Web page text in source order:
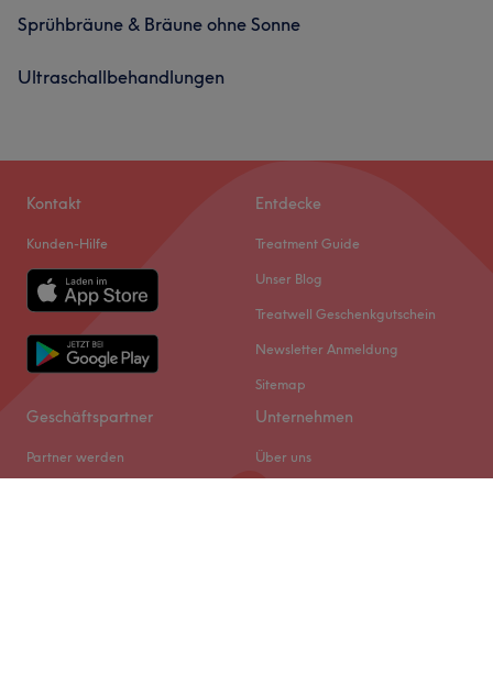
Sprühbräune & Bräune ohne Sonne
Ultraschallbehandlungen
Kontakt
Kunden-Hilfe
Entdecke
Treatment Guide
Unser Blog
Treatwell Geschenkgutschein
Newsletter Anmeldung
Sitemap
Geschäftspartner
Partner werden
Unternehmen
Über uns